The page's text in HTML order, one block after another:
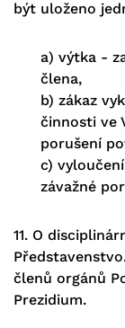
být uloženo
a) výtka -
člena,
b) zákaz
činnosti ve
porušení
c)
závažné
11. O
členů orgánů
Prezidium.